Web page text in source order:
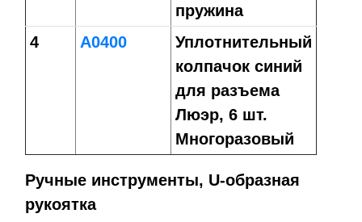
пружина
4
A0400
Уплотнительный
колпачок синий
для разъема
Люэр, 6 шт.
Многоразовый
Ручные инструменты, U-образная
рукоятка